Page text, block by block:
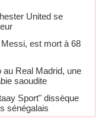
United se
est mort à 68
Real Madrid, une
saoudite
Sport" dissèque
sénégalais